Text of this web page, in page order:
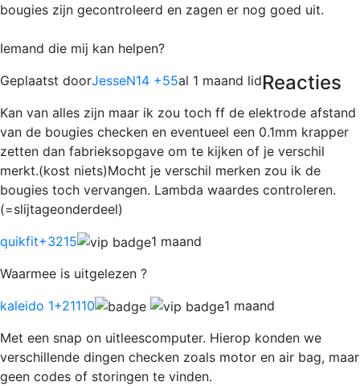
bougies zijn gecontroleerd en zagen er nog goed uit.
Iemand die mij kan helpen?
Geplaatst doorJesseN14 +55al 1 maand lidReacties
Kan van alles zijn maar ik zou toch ff de elektrode afstand
van de bougies checken en eventueel een 0.1mm krapper
zetten dan fabrieksopgave om te kijken of je verschil
merkt.(kost niets)Mocht je verschil merken zou ik de
bougies toch vervangen. Lambda waardes controleren.
(=slijtageonderdeel)
quikfit+3215
1 maand
Waarmee is uitgelezen ?
kaleido 1+21110
1 maand
Met een snap on uitleescomputer. Hierop konden we
verschillende dingen checken zoals motor en air bag, maar
geen codes of storingen te vinden.